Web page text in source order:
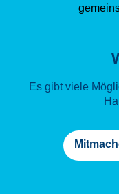
Es gibt viele